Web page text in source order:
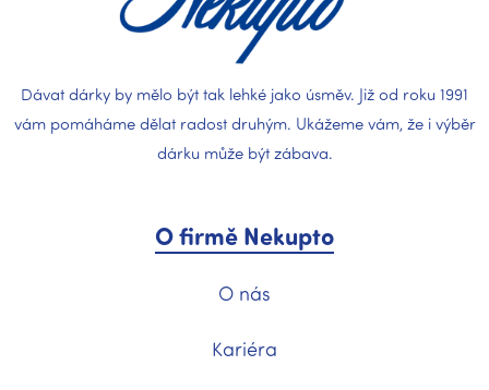
Dávat dárky by mělo být tak lehké jako úsměv. Již od roku 1991
vám pomáháme dělat radost druhým. Ukážeme vám, že i výběr
dárku může být zábava.
O firmě Nekupto
O nás
Kariéra